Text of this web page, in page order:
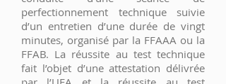
perfectionnement technique suivie
d’un entretien d’une durée de vingt
minutes, organisé par la FFAAA ou la
FFAB. La réussite au test technique
fait l’objet d’une attestation délivrée